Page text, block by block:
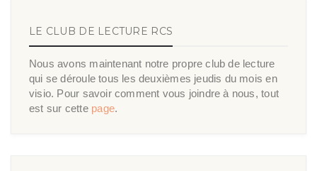
LE CLUB DE LECTURE RCS
Nous avons maintenant notre propre club de lecture
qui se déroule tous les deuxièmes jeudis du mois en
visio. Pour savoir comment vous joindre à nous, tout
est sur cette page.